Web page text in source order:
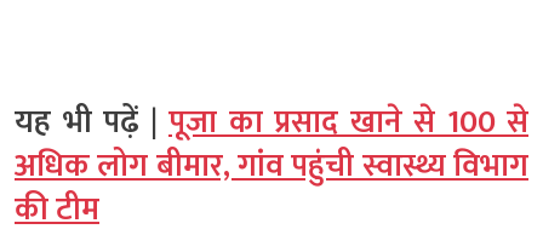
यह भी पढ़ें | पूजा का प्रसाद खाने से 100 से
अधिक लोग बीमार, गांव पहुंची स्वास्थ्य विभाग
की टीम